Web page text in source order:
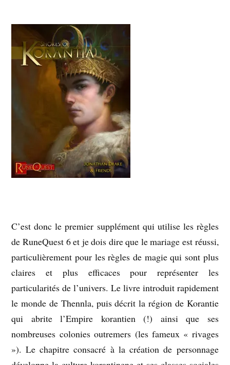
C’est donc le premier supplément qui utilise les règles
de RuneQuest 6 et je dois dire que le mariage est réussi,
particulièrement pour les règles de magie qui sont plus
claires et plus efficaces pour représenter les
particularités de l’univers. Le livre introduit rapidement
le monde de Thennla, puis décrit la région de Korantie
qui abrite l’Empire korantien (!) ainsi que ses
nombreuses colonies outremers (les fameux « rivages
»). Le chapitre consacré à la création de personnage